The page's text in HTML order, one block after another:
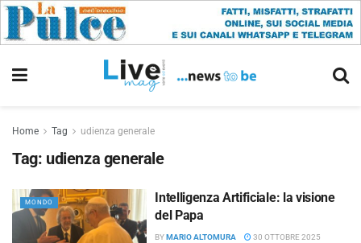
Home Tag udienza generale
Tag: udienza generale
MONDO
Intelligenza Artificiale: la visione
del Papa
BYMARIO ALTOMURA 30 OTTOBRE 2025